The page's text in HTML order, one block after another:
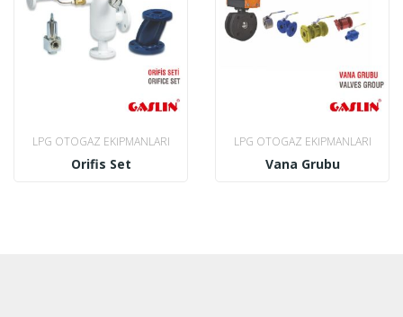
LPG OTOGAZ EKIPMANLARI
Orifis Set
LPG OTOGAZ EKIPMANLARI
Vana Grubu